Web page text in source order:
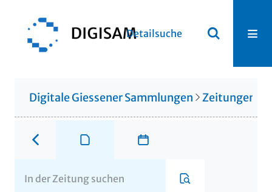
Detailsuche
Digitale Giessener Sammlungen Zeitungen